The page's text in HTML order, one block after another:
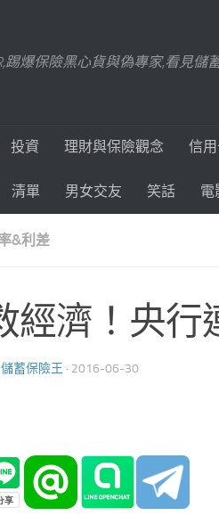
踢爆保險黑心貨與偽專家,看見儲
投資 理財與保險觀念 信
清單 男女交友 笑話 電
&利差
經濟！央
儲蓄保險王 · 2016-06-30